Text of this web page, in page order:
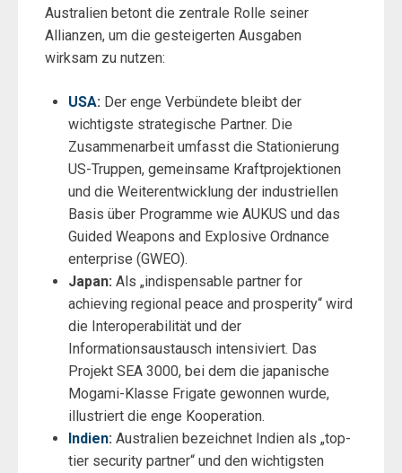
Australien betont die zentrale Rolle seiner
Allianzen, um die gesteigerten Ausgaben
wirksam zu nutzen:
USA: Der enge Verbündete bleibt der
wichtigste strategische Partner. Die
Zusammenarbeit umfasst die Stationierung
US-Truppen, gemeinsame Kraftprojektionen
und die Weiterentwicklung der industriellen
Basis über Programme wie AUKUS und das
Guided Weapons and Explosive Ordnance
enterprise (GWEO).
Japan: Als „indispensable partner for
achieving regional peace and prosperity“ wird
die Interoperabilität und der
Informationsaustausch intensiviert. Das
Projekt SEA 3000, bei dem die japanische
Mogami-Klasse Frigate gewonnen wurde,
illustriert die enge Kooperation.
Indien: Australien bezeichnet Indien als „top-
tier security partner“ und den wichtigsten